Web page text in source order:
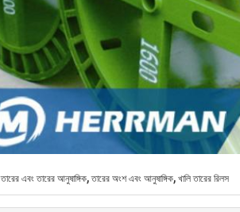
তারের এবং তারের আনুষাঙ্গিক, তারের অংশ এবং আনুষাঙ্গিক, খালি তারের রিলস